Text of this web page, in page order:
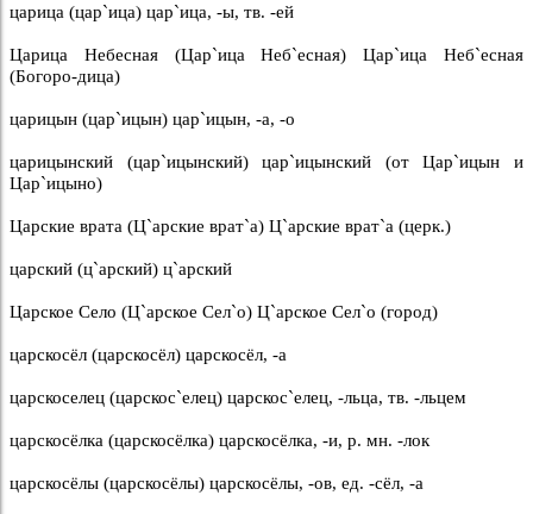
царица (цар`ица) цар`ица, -ы, тв. -ей
Царица Небесная (Цар`ица Неб`есная) Цар`ица Неб`есная
(Богоро-дица)
царицын (цар`ицын) цар`ицын, -а, -о
царицынский (цар`ицынский) цар`ицынский (от Цар`ицын и
Цар`ицыно)
Царские врата (Ц`арские врат`а) Ц`арские врат`а (церк.)
царский (ц`арский) ц`арский
Царское Село (Ц`арское Сел`о) Ц`арское Сел`о (город)
царскосёл (царскосёл) царскосёл, -а
царскоселец (царскос`елец) царскос`елец, -льца, тв. -льцем
царскосёлка (царскосёлка) царскосёлка, -и, р. мн. -лок
царскосёлы (царскосёлы) царскосёлы, -ов, ед. -сёл, -а